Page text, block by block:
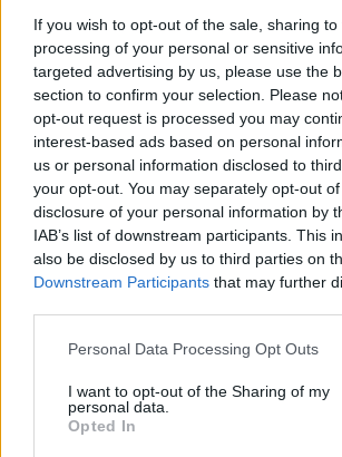
If you wish to opt-out of the sale, sharing
processing of your personal or sensitive
targeted advertising by us, please use the
section to confirm your selection. Please
opt-out request is processed you may
interest-based ads based on personal
us or personal information disclosed to
your opt-out. You may separately opt-out
disclosure of your personal information by
IAB’s list of downstream participants. This
also be disclosed by us to third parties on
Downstream Participants that may further
Personal Data Processing Opt Outs
I want to opt-out of the Sharing of my
personal data.
Opted In
Δασών, με πρόσφατο έγγραφό της
Δασαρχεία με θέμα «Σχέδιο
το έτος 2026», έχει ζητήσει από
δασικές υπηρεσίες, ιδίως στις
εμφανίζεται ήδη το πρόβλημα, να
αναγκαίες ενέργειες που εκτιμούν
υλοποιηθούν, ώστε να
εφαρμόσιμο σχέδιο δράσης.
Η συνάντηση που
θετικό κλίμα, έδωσε επίσης την
διεξοδική συζήτηση εφ’ όλης της
ζητήματα που απασχολούν τη
περιοχή με υψηλό δασικό πλούτο,
κληρονομιά και ιδιαίτερη